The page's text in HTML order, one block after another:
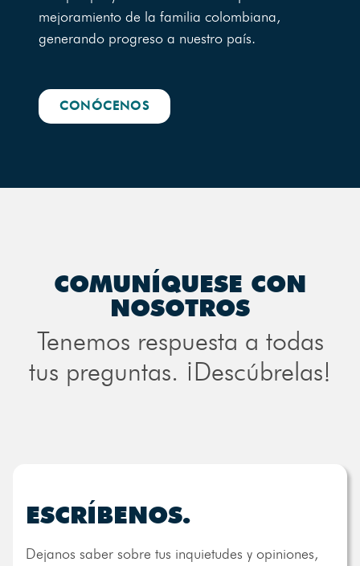
mejoramiento de la familia colombiana,
generando progreso a nuestro país.
CONÓCENOS
COMUNÍQUESE CON
NOSOTROS
Tenemos respuesta a todas
tus preguntas. ¡Descúbrelas!
ESCRÍBENOS.
Dejanos saber sobre tus inquietudes y opiniones,